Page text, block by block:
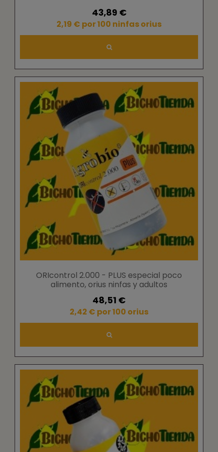
43,89 €
2,19 € por 100 ninfas orius
ORIcontrol 2.000 - PLUS especial poco
alimento, orius ninfas y adultos
48,51 €
2,42 € por 100 orius